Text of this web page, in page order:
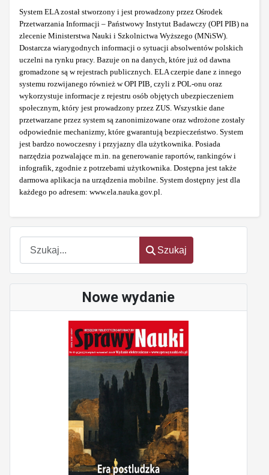
Szukaj
Szukaj
Nowe wydanie
System ELA został stworzony i jest prowadzony przez Ośrodek
Przetwarzania Informacji – Państwowy Instytut Badawczy (OPI PIB) na
zlecenie Ministerstwa Nauki i Szkolnictwa Wyższego (MNiSW).
Dostarcza wiarygodnych informacji o sytuacji absolwentów polskich
uczelni na rynku pracy. Bazuje on na danych, które już od dawna
gromadzone są w rejestrach publicznych. ELA czerpie dane z innego
systemu rozwijanego również w OPI PIB, czyli z POL-onu oraz
wykorzystuje informacje z rejestru osób objętych ubezpieczeniem
społecznym, który jest prowadzony przez ZUS. Wszystkie dane
przetwarzane przez system są zanonimizowane oraz wdrożone zostały
odpowiednie mechanizmy, które gwarantują bezpieczeństwo. System
jest bardzo nowoczesny i przyjazny dla użytkownika. Posiada
narzędzia pozwalające m.in. na generowanie raportów, rankingów i
infografik, zgodnie z potrzebami użytkownika. Dostępna jest także
darmowa aplikacja na urządzenia mobilne. System dostępny jest dla
każdego po adresem: www.ela.nauka.gov.pl.